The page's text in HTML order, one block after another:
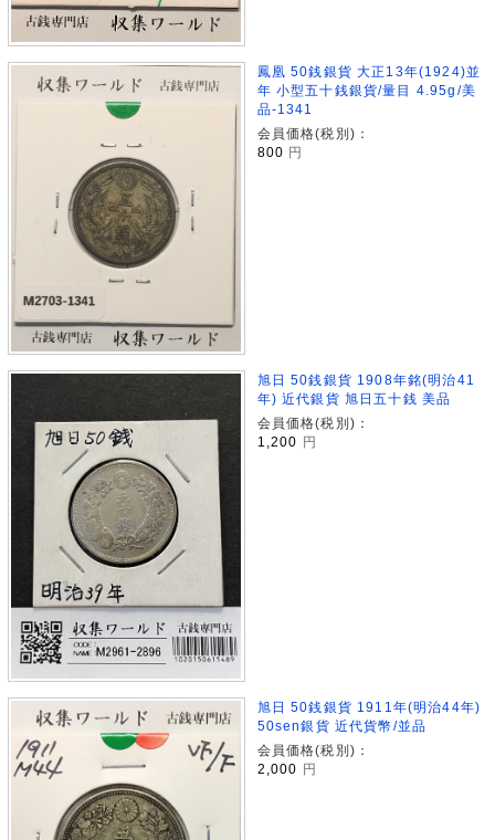
鳳凰 50銭銀貨 大正13年(1924)並
年 小型五十銭銀貨/量目 4.95g/美
品-1341
会員価格(税別)：
800 円
旭日 50銭銀貨 1908年銘(明治41
年) 近代銀貨 旭日五十銭 美品
会員価格(税別)：
1,200 円
旭日 50銭銀貨 1911年(明治44年)
50sen銀貨 近代貨幣/並品
会員価格(税別)：
2,000
円